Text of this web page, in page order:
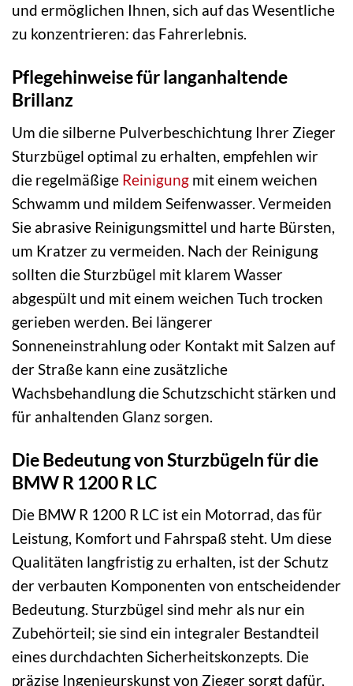
und ermöglichen Ihnen, sich auf das Wesentliche
zu konzentrieren: das Fahrerlebnis.
Pflegehinweise für langanhaltende
Brillanz
Um die silberne Pulverbeschichtung Ihrer Zieger
Sturzbügel optimal zu erhalten, empfehlen wir
die regelmäßige Reinigung mit einem weichen
Schwamm und mildem Seifenwasser. Vermeiden
Sie abrasive Reinigungsmittel und harte Bürsten,
um Kratzer zu vermeiden. Nach der Reinigung
sollten die Sturzbügel mit klarem Wasser
abgespült und mit einem weichen Tuch trocken
gerieben werden. Bei längerer
Sonneneinstrahlung oder Kontakt mit Salzen auf
der Straße kann eine zusätzliche
Wachsbehandlung die Schutzschicht stärken und
für anhaltenden Glanz sorgen.
Die Bedeutung von Sturzbügeln für die
BMW R 1200 R LC
Die BMW R 1200 R LC ist ein Motorrad, das für
Leistung, Komfort und Fahrspaß steht. Um diese
Qualitäten langfristig zu erhalten, ist der Schutz
der verbauten Komponenten von entscheidender
Bedeutung. Sturzbügel sind mehr als nur ein
Zubehörteil; sie sind ein integraler Bestandteil
eines durchdachten Sicherheitskonzepts. Die
präzise Ingenieurskunst von Zieger sorgt dafür,